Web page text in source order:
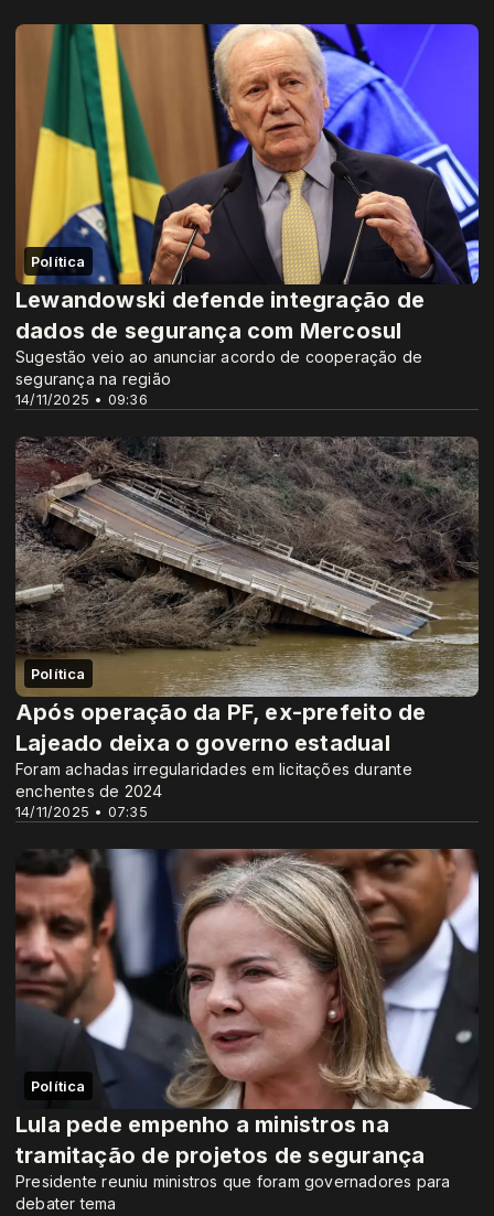
Política
14/11/2025 • 09:36
Lewandowski defende integração de
dados de segurança com Mercosul
Sugestão veio ao anunciar acordo de cooperação de
segurança na região
Política
14/11/2025 • 07:35
Após operação da PF, ex-prefeito de
Lajeado deixa o governo estadual
Foram achadas irregularidades em licitações durante
enchentes de 2024
Política
Lula pede empenho a ministros na
tramitação de projetos de segurança
Presidente reuniu ministros que foram governadores para
debater tema